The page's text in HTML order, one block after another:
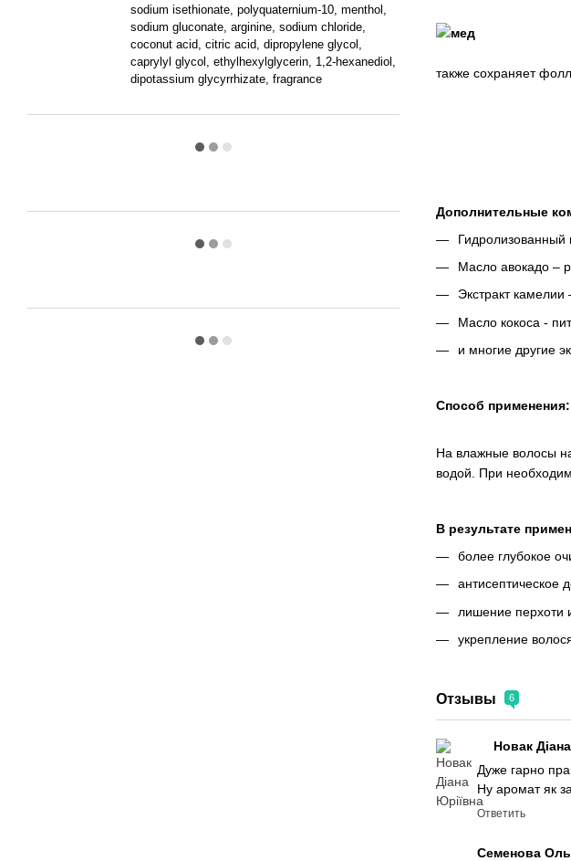
sodium isethionate, polyquaternium-10, menthol,
sodium gluconate, arginine, sodium chloride,
coconut acid, citric acid, dipropylene glycol,
caprylyl glycol, ethylhexylglycerin, 1,2-hexanediol,
dipotassium glycyrrhizate, fragrance
также сохраняет
Дополнительные
Гидролизованный
Масло авокадо –
Экстракт
Масло кокоса -
и многие другие
Способ применения:
На влажные волосы
водой. При
В результате
более глубокое
антисептическое
лишение перхоти
укрепление
Отзывы 6
Новак
Дуже гарно
Ну аромат як
Ответить
Семенова